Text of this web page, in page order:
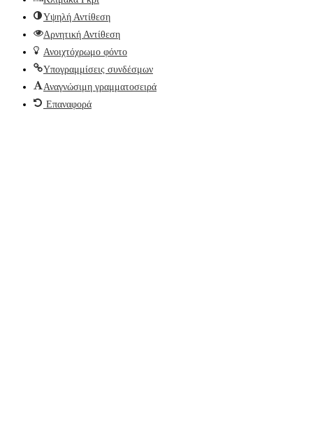
Υψηλή Αντίθεση
Αρνητική Αντίθεση
Ανοιχτόχρωμο φόντο
Υπογραμμίσεις συνδέσμων
Αναγνώσιμη γραμματοσειρά
Επαναφορά